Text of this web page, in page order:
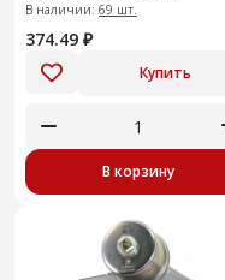
В наличии: 69 шт.
374.49 ₽
Купить
В корзину